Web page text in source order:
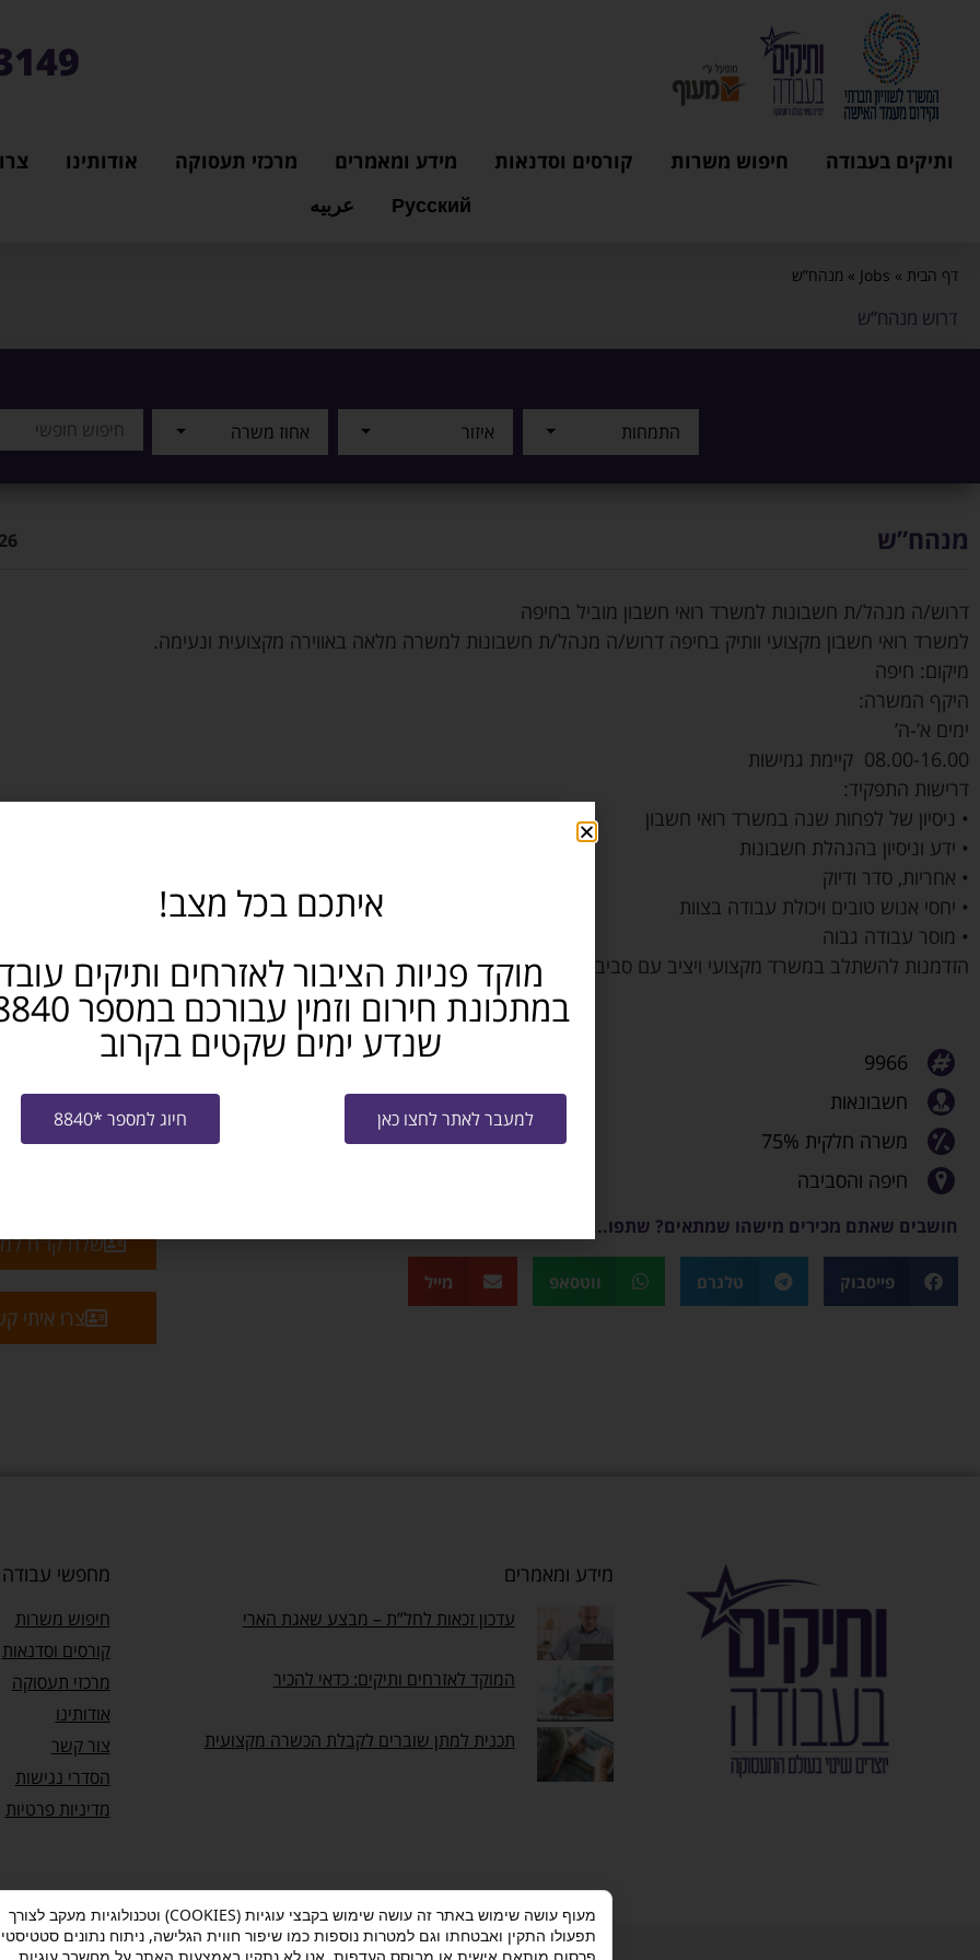
ותיקים בעבודה חיפוש משרות קורסים וסדנאות מידע ומאמרים מרכזי תעסוקה אודותינו
Русский
عربيه
דף הבית »
Jobs
» מנהח”ש
דרוש מנהח”ש
התמחות איזור אחוז משרה
מנהח”ש
דרוש/ה מנהל/ת חשבונות למשרד רואי חשבון מוביל בחיפה
למשרד רואי חשבון מקצועי וותיק בחיפה דרוש/ה מנהל/ת חשבונות למשרה מלאה באווירה מקצועית ונעימה.
מיקום: חיפה
היקף המשרה:
ימים א’-ה’
08.00-16.00 קיימת גמישות
דרישות התפקיד:
• ניסיון של לפחות שנה במשרד רואי חשבון
• ידע וניסיון בהנהלת חשבונות
• אחריות, סדר ודיוק
• יחסי אנוש טובים ויכולת עבודה בצוות
• מוסר עבודה גבוה
הזדמנות להשתלב במשרד מקצועי ויציב עם סביבת עבודה איכותית ותנאים טובים למתאימים/ות.
9966
חשבונאות
משרה חלקית 75%
חיפה והסביבה
חושבים שאתם מכירים מישהו שמתאים? שתפו...
פייסבוק טלגרם ווטסאפ מייל
שלח קו"ח
צרו איתי
מידע ומאמרים
עדכון זכאות לחל”ת – מבצע שאגת הארי
המוקד לאזרחים ותיקים: כדאי להכיר
תכנית למתן שוברים לקבלת הכשרה מקצועית
מחפשי עבודה
חיפוש משרות
קורסים וסדנאות
מרכזי תעסוקה
אודותינו
צור קשר
הסדרי נגישות
מדיניות פרטיות
מדיניות פרטיות–תנאי שימוש– אישור הצטרפות לתוכנית “ותיקים בעבודה”
מעוף עושה שימוש באתר זה עושה שימוש בקבצי עוגיות (COOKIES) וטכנולוגיות מעקב לצורך
תפעולו התקין ואבטחתו וגם למטרות נוספות כמו שיפור חווית הגלישה, ניתוח נתונים
איתכם בכל מצב!
מוקד פניות הציבור לאזרחים ותיקים
שנדע ימים שקטים בקרוב
למעבר לאתר לחצו כאן חיוג למספר *8840